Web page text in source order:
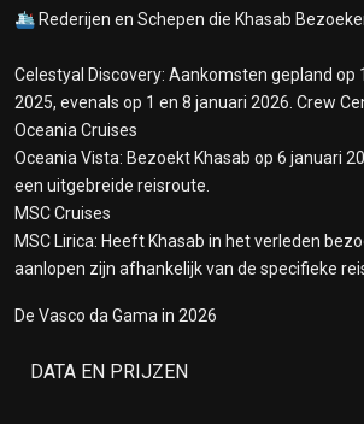
🛳️ Rederijen en Schepen die Khasab
Celestyal Discovery: Aankomsten gepland op
2025, evenals op 1 en 8 januari 2026. Crew
Oceania Cruises
Oceania Vista: Bezoekt Khasab op 6 januari
een uitgebreide reisroute.
MSC Cruises
MSC Lirica: Heeft Khasab in het verleden
aanlopen zijn afhankelijk van de specifieke
De Vasco da Gama in 2026
DATA EN PRIJZEN